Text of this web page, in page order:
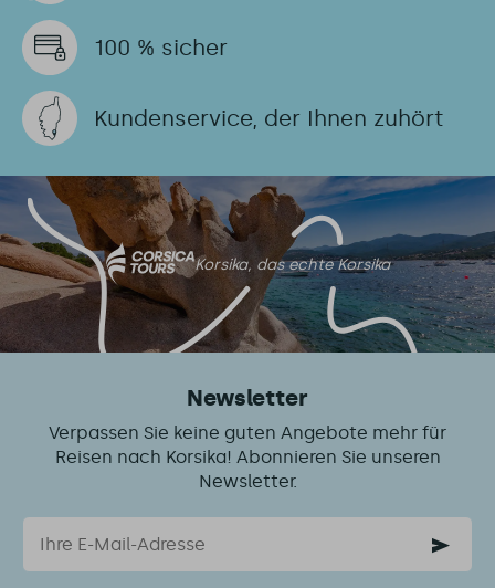
100 % sicher
Kundenservice, der Ihnen zuhört
Korsika, das echte Korsika
Newsletter
Verpassen Sie keine guten Angebote mehr für
Reisen nach Korsika! Abonnieren Sie unseren
Newsletter.
Email